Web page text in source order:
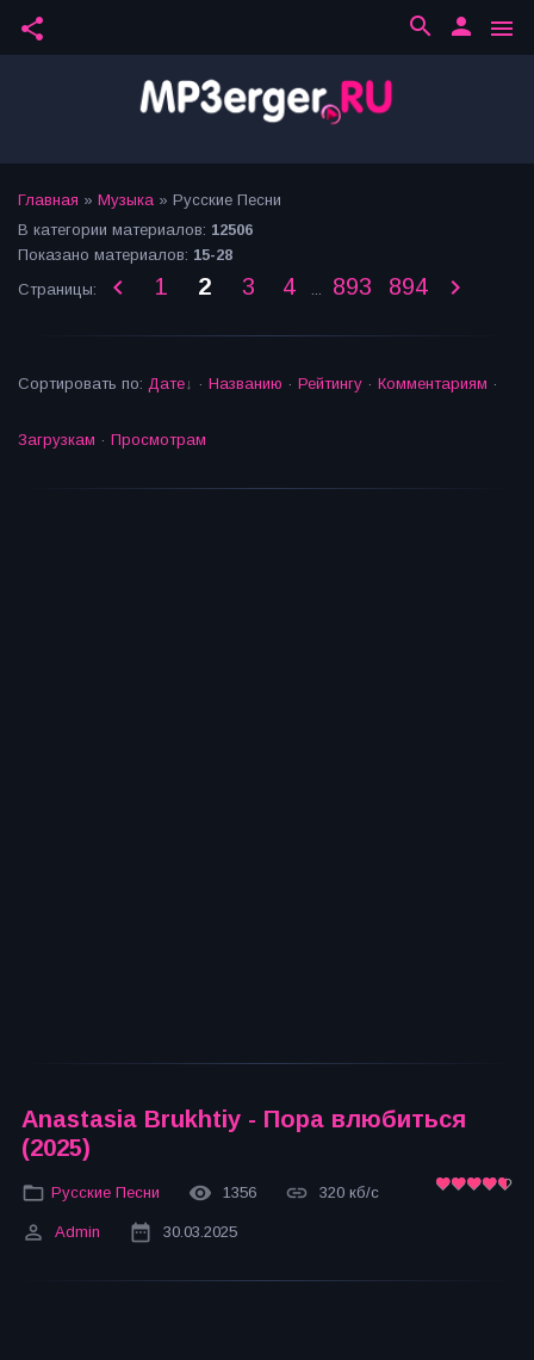
share menu
person
search
Главная » Музыка » Русские Песни
В категории материалов: 12506
Показано материалов: 15-28
Страницы: 1 2 3 4 ... 893 894
Сортировать по: Дате · Названию · Рейтингу · Комментариям ·
Загрузкам · Просмотрам
Anastasia Brukhtiy - Пора влюбиться
(2025)
Русские Песни 1356 320 кб/с
Admin 30.03.2025